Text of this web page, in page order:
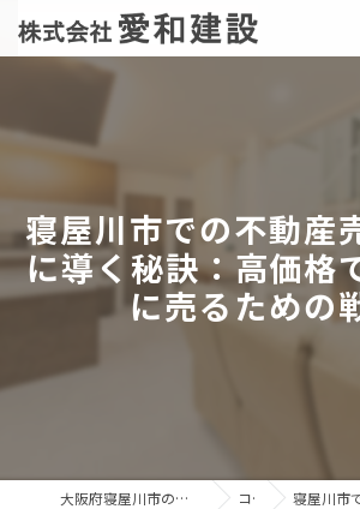
寝屋川市での不動産
に導く秘訣：高価格
に売るための
大阪府寝屋川市の不動産売却なら株式会社愛和建設 コラム 寝屋川市での不動産売却